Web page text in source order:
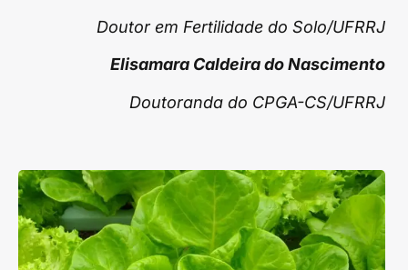
Doutor em Fertilidade do Solo/UFRRJ
Elisamara Caldeira do Nascimento
Doutoranda do CPGA-CS/UFRRJ